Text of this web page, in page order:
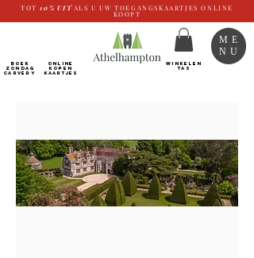
TOT 10% UIT ALS U UW TOEGANGSKAARTJES ONLINE
KOOPT
BOEK
ZONDAG
CARVERY
ONLINE
kopen
Kaartjes
WINKELEN
TAS
ME
NU